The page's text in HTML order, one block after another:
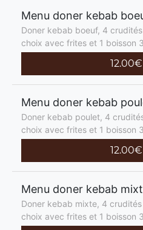
Menu doner kebab
Doner kebab boeuf, 4
choix avec frites et 1 boisson
12.00€
Menu doner kebab
Doner kebab poulet, 4
choix avec frites et 1 boisson
12.00€
Menu doner kebab
Doner kebab mixte, 4
choix avec frites et 1 boisson